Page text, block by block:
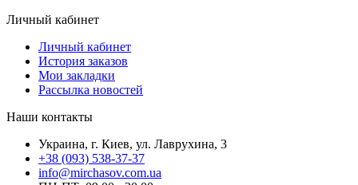
Личный кабинет
Личный кабинет
История заказов
Мои закладки
Рассылка новостей
Наши контакты
Украина, г. Киев, ул. Лаврухина, 3
+38 (093) 538-37-37
info@mirchasov.com.ua